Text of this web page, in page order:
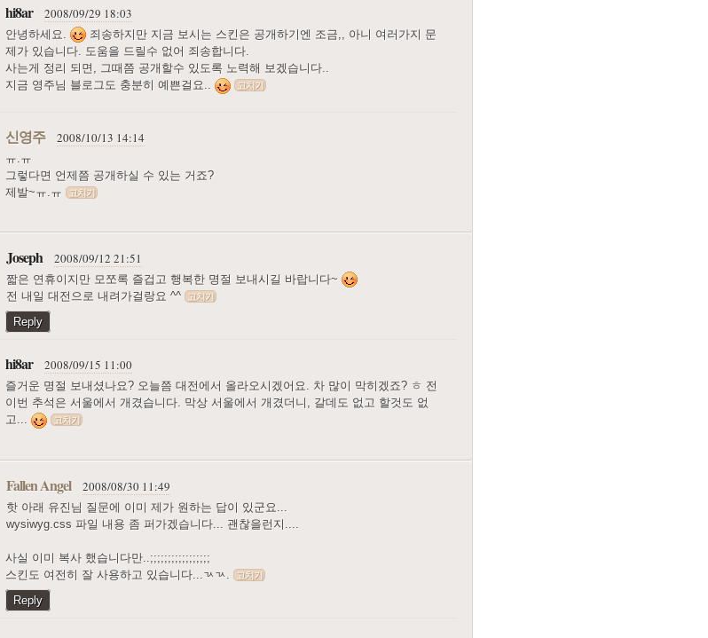
hi8ar 2008/09/29 18:03
안녕하세요.
죄송하지만 지금 보시는 스킨은 공개하기엔 조금,, 아니 여러가지 문
제가 있습니다. 도움을 드릴수 없어 죄송합니다.
사는게 정리 되면, 그때쯤 공개할수 있도록 노력해 보겠습니다..
지금 영주님 블로그도 충분히 예쁜걸요..
고치기
신영주 2008/10/13 14:14
ㅠ.ㅠ
그렇다면 언제쯤 공개하실 수 있는 거죠?
제발~ㅠ.ㅠ
고치기
Joseph 2008/09/12 21:51
짧은 연휴이지만 모쪼록 즐겁고 행복한 명절 보내시길 바랍니다~
전 내일 대전으로 내려가걸랑요 ^^
고치기
Reply
hi8ar 2008/09/15 11:00
즐거운 명절 보내셨나요? 오늘쯤 대전에서 올라오시겠어요. 차 많이 막히겠죠? ㅎ 전
이번 추석은 서울에서 개겼습니다. 막상 서울에서 개겼더니, 갈데도 없고 할것도 없
고...
고치기
Fallen Angel 2008/08/30 11:49
핫 아래 유진님 질문에 이미 제가 원하는 답이 있군요...
wysiwyg.css 파일 내용 좀 퍼가겠습니다... 괜찮을런지....
사실 이미 복사 했습니다만..;;;;;;;;;;;;;;;;;
스킨도 여전히 잘 사용하고 있습니다...ㄳㄳ.
고치기
Reply